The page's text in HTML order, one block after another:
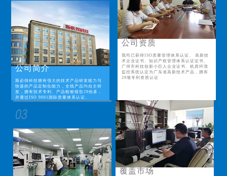
公司简介
斯必得科技拥有强大的技术产品研发能力与
快速的产品定制化能力，全线产品均自主研
发，拥有技术专利、产品检验报告29份多，
并通过ISO 9001国际质量体系认证。
公司资质
我司已获得ISO质量管理体系认证、 高新技
术企业证书、知识产权管理体系认证证书、
广州市科技创新小巨人企业证书、机房环境
监控系统认定为广东省高新技术产品，拥有
29项专利资质认证
覆盖市场